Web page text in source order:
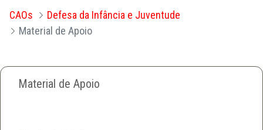
CAOs
Defesa da Infância e Juventude
Material de Apoio
Material de Apoio